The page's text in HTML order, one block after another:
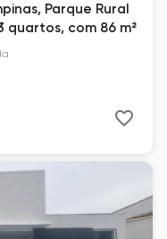
Parque Rural
quartos, com 86 m²